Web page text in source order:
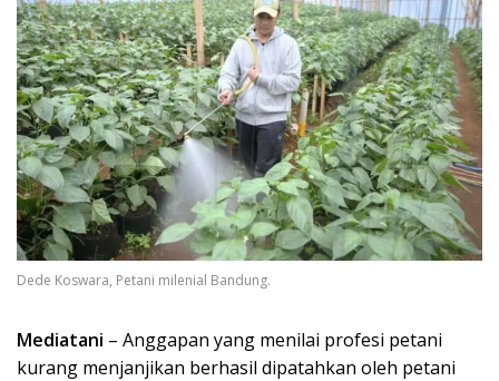
Dede Koswara, Petani milenial Bandung.
Mediatani – Anggapan yang menilai profesi petani
kurang menjanjikan berhasil dipatahkan oleh petani